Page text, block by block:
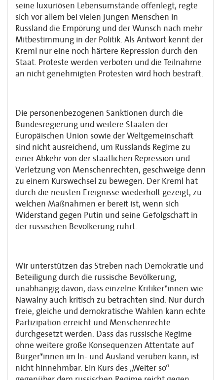
seine luxuriösen Lebensumstände offenlegt, regte
sich vor allem bei vielen jungen Menschen in
Russland die Empörung und der Wunsch nach mehr
Mitbestimmung in der Politik. Als Antwort kennt der
Kreml nur eine noch härtere Repression durch den
Staat. Proteste werden verboten und die Teilnahme
an nicht genehmigten Protesten wird hoch bestraft.
Die personenbezogenen Sanktionen durch die
Bundesregierung und weitere Staaten der
Europäischen Union sowie der Weltgemeinschaft
sind nicht ausreichend, um Russlands Regime zu
einer Abkehr von der staatlichen Repression und
Verletzung von Menschenrechten, geschweige denn
zu einem Kurswechsel zu bewegen. Der Kreml hat
durch die neusten Ereignisse wiederholt gezeigt, zu
welchen Maßnahmen er bereit ist, wenn sich
Widerstand gegen Putin und seine Gefolgschaft in
der russischen Bevölkerung rührt.
Wir unterstützen das Streben nach Demokratie und
Beteiligung durch die russische Bevölkerung,
unabhängig davon, dass einzelne Kritiker*innen wie
Nawalny auch kritisch zu betrachten sind. Nur durch
freie, gleiche und demokratische Wahlen kann echte
Partizipation erreicht und Menschenrechte
durchgesetzt werden. Dass das russische Regime
ohne weitere große Konsequenzen Attentate auf
Bürger*innen im In- und Ausland verüben kann, ist
nicht hinnehmbar. Ein Kurs des „Weiter so“